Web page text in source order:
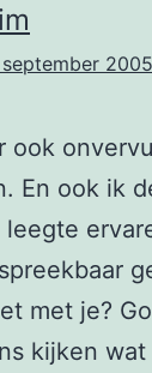
september
ook
En ook ik
met je?
kijken